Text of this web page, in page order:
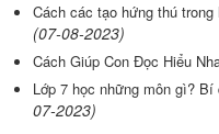
Cách các tạo hứng thú
(07-08-2023)
Cách Giúp Con Đọc Hiểu
Lớp 7 học những môn gì?
07-2023)